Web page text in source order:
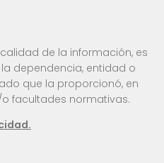
de la información, es
dependencia, entidad o
que la proporcionó, en
facultades normativas.